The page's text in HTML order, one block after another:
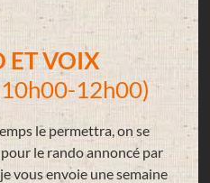
ET VOIX
12h00)
le permettra, on se
le rando annoncé par
vous envoie une semaine